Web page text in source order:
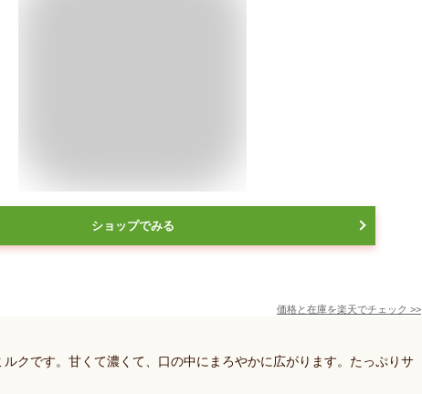
ショップでみる
価格と在庫を楽天でチェック >>
クです。甘くて濃くて、口の中にまろやかに広がります。たっぷりサ